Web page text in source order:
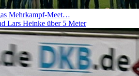
Mehrkampf-Meet…
Lars Heinke über 5 Meter